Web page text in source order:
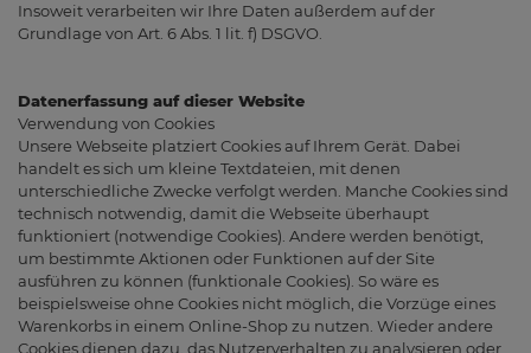
Insoweit verarbeiten wir Ihre Daten außerdem auf der
Grundlage von Art. 6 Abs. 1 lit. f) DSGVO.
Datenerfassung auf dieser Website
Verwendung von Cookies
Unsere Webseite platziert Cookies auf Ihrem Gerät. Dabei
handelt es sich um kleine Textdateien, mit denen
unterschiedliche Zwecke verfolgt werden. Manche Cookies sind
technisch notwendig, damit die Webseite überhaupt
funktioniert (notwendige Cookies). Andere werden benötigt,
um bestimmte Aktionen oder Funktionen auf der Site
ausführen zu können (funktionale Cookies). So wäre es
beispielsweise ohne Cookies nicht möglich, die Vorzüge eines
Warenkorbs in einem Online-Shop zu nutzen. Wieder andere
Cookies dienen dazu, das Nutzerverhalten zu analysieren oder